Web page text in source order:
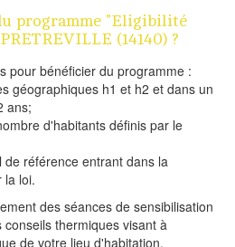
programme "Eligibilité
(14140) ?
pour bénéficier du programme :
géographiques h1 et h2 et dans un
ans;
d'habitants définis par le
de référence entrant dans la
la loi.
des séances de sensibilisation
thermiques visant à
de votre lieu d'habitation.